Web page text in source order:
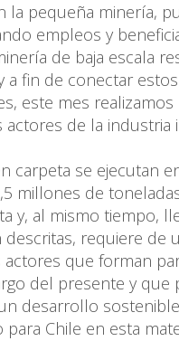
la pequeña minería,
empleos y
de baja escala
a fin de conectar
este mes
de la
carpeta se ejecutan
millones de
y, al mismo tiempo,
requiere
que forman
del presente y
desarrollo
Chile en esta